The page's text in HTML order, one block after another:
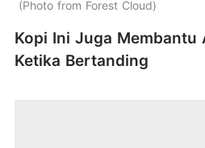
Photo from Forest Cloud
Kopi Ini Juga Membantu
Ketika Bertanding